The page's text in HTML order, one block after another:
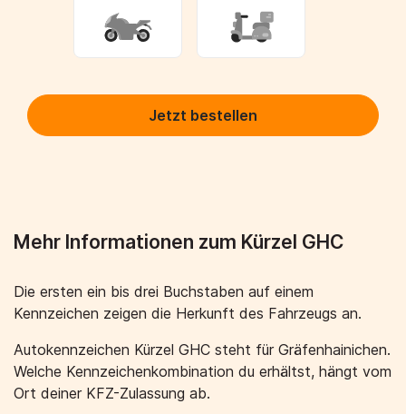
Jetzt bestellen
Mehr Informationen zum Kürzel GHC
Die ersten ein bis drei Buchstaben auf einem
Kennzeichen zeigen die Herkunft des Fahrzeugs an.
Autokennzeichen Kürzel GHC steht für Gräfenhainichen.
Welche Kennzeichenkombination du erhältst, hängt vom
Ort deiner KFZ-Zulassung ab.